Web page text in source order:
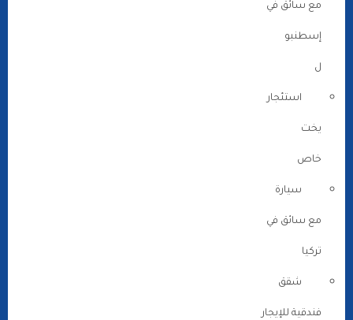
مع سائق في
إسطنبو
ل
استئجار
يخت
خاص
سيارة
مع سائق في
تركيا
شقق
فندقية للإيجار